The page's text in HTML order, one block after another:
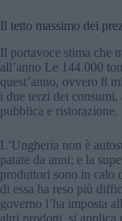
Il tetto massimo dei
Il portavoce stima che
all’anno Le 144.000
quest’anno, ovvero 8
i due terzi dei consumi,
pubblica e ristorazione.
L’Ungheria non è
patate da anni; e la
produttori sono in calo
di essa ha reso più
governo l’ha imposta
altri prodotti, si applica